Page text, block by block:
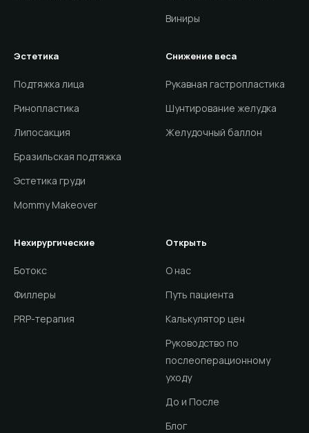
Виниры
Эстетика
Подтяжка лица
Ринопластика
Липосакция
Бразильская подтяжка
Эстетика груди
Mommy Makeover
Снижение веса
Рукавная гастропластика
Шунтирование желудка
Желудочный баллон
Нехирургические
Ботокс
Филлеры
PRP-терапия
Открыть
О нас
Путь пациента
Калькулятор цен
Руководство по
послеоперационному
уходу
До и После
Блог